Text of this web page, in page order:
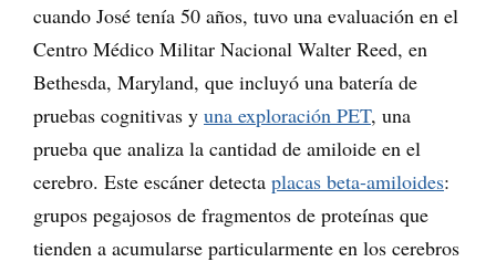
cuando José tenía 50 años, tuvo una evaluación en el
Centro Médico Militar Nacional Walter Reed, en
Bethesda, Maryland, que incluyó una batería de
pruebas cognitivas y una exploración PET, una
prueba que analiza la cantidad de amiloide en el
cerebro. Este escáner detecta placas beta-amiloides:
grupos pegajosos de fragmentos de proteínas que
tienden a acumularse particularmente en los cerebros